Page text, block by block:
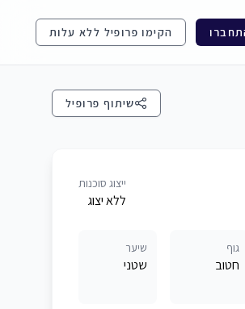
הקימו פרופיל ללא עלות
שיתוף פרופיל
ייצוג סוכנות
ללא יצוג
גוף
חטוב
שיער
שטני